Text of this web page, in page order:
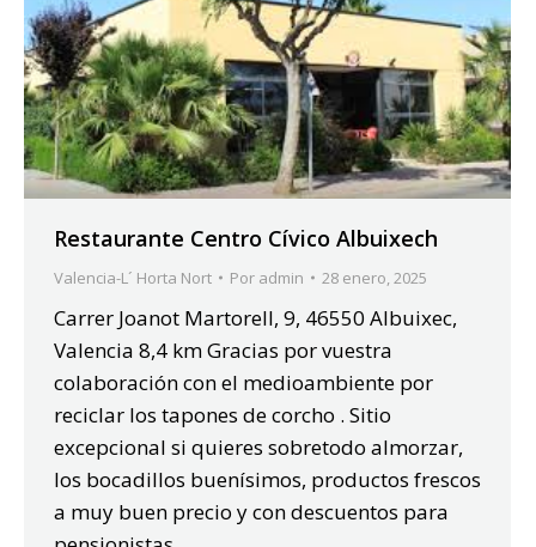
Restaurante Centro Cívico Albuixech
Valencia-L´ Horta Nort Por admin 28 enero, 2025
Carrer Joanot Martorell, 9, 46550 Albuixec,
Valencia 8,4 km Gracias por vuestra
colaboración con el medioambiente por
reciclar los tapones de corcho . Sitio
excepcional si quieres sobretodo almorzar,
los bocadillos buenísimos, productos frescos
a muy buen precio y con descuentos para